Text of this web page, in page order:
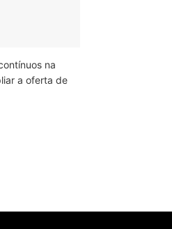
na
a oferta de